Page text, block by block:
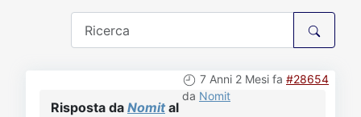
7 Anni 2 Mesi fa #28654
da Nomit
Risposta da Nomital